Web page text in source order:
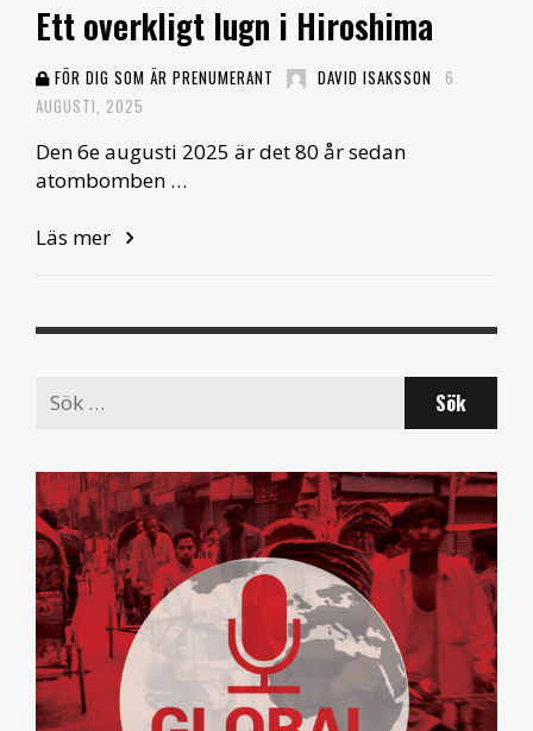
Ett overkligt lugn i Hiroshima
FÖR DIG SOM ÄR PRENUMERANT DAVID ISAKSSON
6
AUGUSTI, 2025
Den 6e augusti 2025 är det 80 år sedan
atombomben …
Läs mer
Search
for: